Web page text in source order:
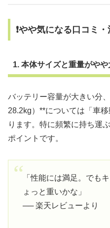
❗やや気になる口コミ
1. 本体サイズと重量がやや
バッテリー容量が大きい分
28.2kg）**については「車
ります。特に頻繁に持ち運
ポイントです。
「性能には満足。でも
ょっと重いかな」
── 楽天レビューより